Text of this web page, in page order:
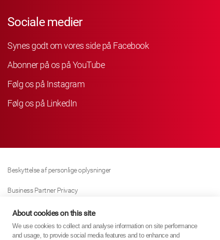
Sociale medier
Synes godt om vores side på Facebook
Abonner på os på YouTube
Følg os på Instagram
Følg os på LinkedIn
Beskyttelse af personlige oplysninger
Business Partner Privacy
Cookie Politik
Modern Slavery Act Policy
About cookies on this site
We use cookies to collect and analyse information on site performance
and usage, to provide social media features and to enhance and